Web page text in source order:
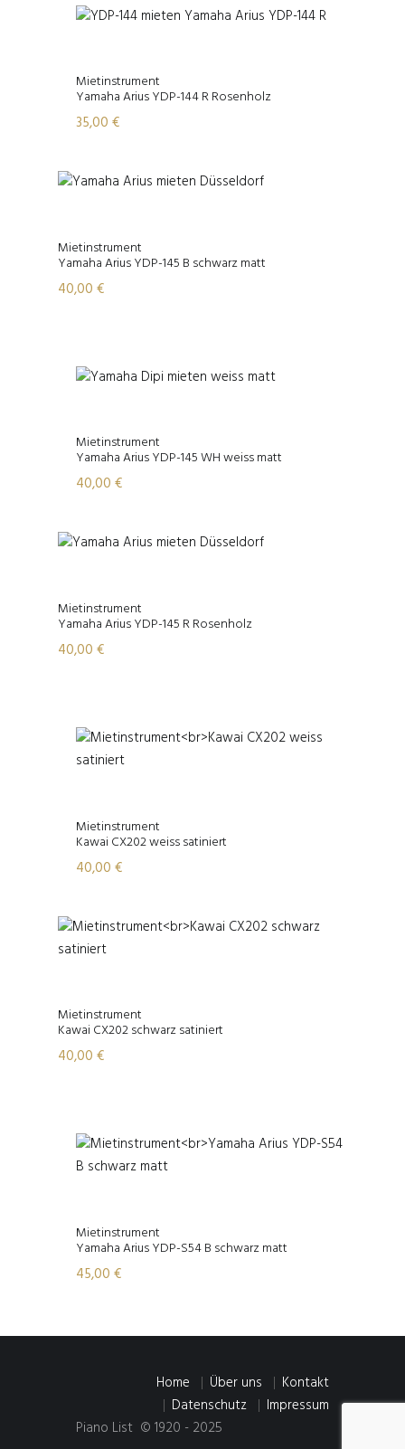
Mietinstrument
Yamaha Arius YDP-144 R Rosenholz
35,00 €
Mietinstrument
Yamaha Arius YDP-145 B schwarz matt
40,00 €
Mietinstrument
Yamaha Arius YDP-145 WH weiss matt
40,00 €
Mietinstrument
Yamaha Arius YDP-145 R Rosenholz
40,00 €
Mietinstrument
Kawai CX202 weiss satiniert
40,00 €
Mietinstrument
Kawai CX202 schwarz satiniert
40,00 €
Mietinstrument
Yamaha Arius YDP-S54 B schwarz matt
45,00 €
Home Über uns
Kontakt
Datenschutz
Impressum
Piano List © 1920 - 2025